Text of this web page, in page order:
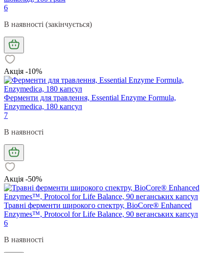
6
В наявності (закінчується)
Акція -10%
Ферменти для травлення, Essential Enzyme Formula,
Enzymedica, 180 капсул
7
В наявності
Акція -50%
Травні ферменти широкого спектру, BioCore® Enhanced
Enzymes™, Protocol for Life Balance, 90 веганських капсул
6
В наявності